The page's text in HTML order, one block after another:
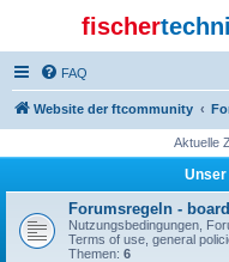
fischer
FAQ
Website der ftcommunity
Aktuelle
Unser
Forumsregeln -
Nutzungsbedingungen,
Terms of use, general
Themen: 6